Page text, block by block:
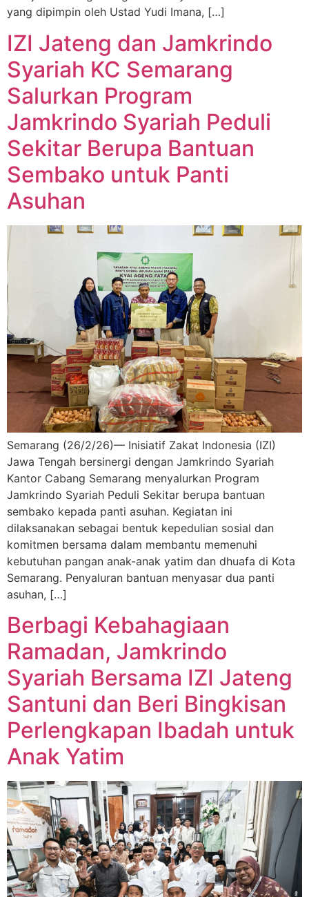
yang dipimpin oleh Ustad Yudi Imana, […]
IZI Jateng dan Jamkrindo
Syariah KC Semarang
Salurkan Program
Jamkrindo Syariah Peduli
Sekitar Berupa Bantuan
Sembako untuk Panti
Asuhan
Semarang (26/2/26)— Inisiatif Zakat Indonesia (IZI)
Jawa Tengah bersinergi dengan Jamkrindo Syariah
Kantor Cabang Semarang menyalurkan Program
Jamkrindo Syariah Peduli Sekitar berupa bantuan
sembako kepada panti asuhan. Kegiatan ini
dilaksanakan sebagai bentuk kepedulian sosial dan
komitmen bersama dalam membantu memenuhi
kebutuhan pangan anak-anak yatim dan dhuafa di Kota
Semarang. Penyaluran bantuan menyasar dua panti
asuhan, […]
Berbagi Kebahagiaan
Ramadan, Jamkrindo
Syariah Bersama IZI Jateng
Santuni dan Beri Bingkisan
Perlengkapan Ibadah untuk
Anak Yatim